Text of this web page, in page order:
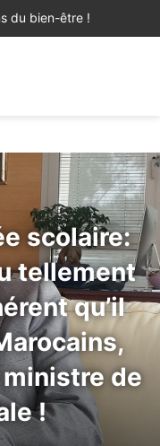
scolaire:
tellement
qu’il
de
!